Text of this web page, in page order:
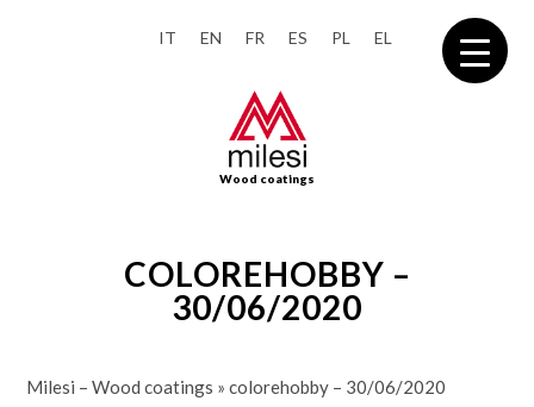
IT EN FR ES PL EL
Wood coatings
COLOREHOBBY –
30/06/2020
Milesi – Wood coatings »colorehobby – 30/06/2020